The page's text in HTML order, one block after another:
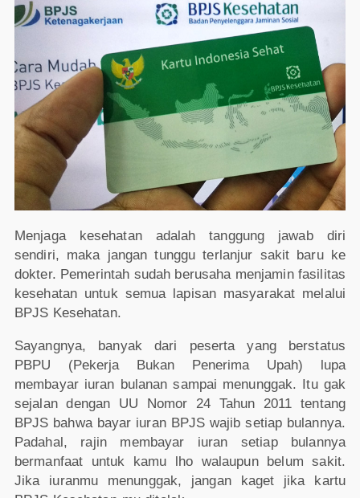
Menjaga kesehatan adalah tanggung jawab diri
sendiri, maka jangan tunggu terlanjur sakit baru ke
dokter. Pemerintah sudah berusaha menjamin fasilitas
kesehatan untuk semua lapisan masyarakat melalui
BPJS Kesehatan.
Sayangnya, banyak dari peserta yang berstatus
PBPU (Pekerja Bukan Penerima Upah) lupa
membayar iuran bulanan sampai menunggak. Itu gak
sejalan dengan UU Nomor 24 Tahun 2011 tentang
BPJS bahwa bayar iuran BPJS wajib setiap bulannya.
Padahal, rajin membayar iuran setiap bulannya
bermanfaat untuk kamu lho walaupun belum sakit.
Jika iuranmu menunggak, jangan kaget jika kartu